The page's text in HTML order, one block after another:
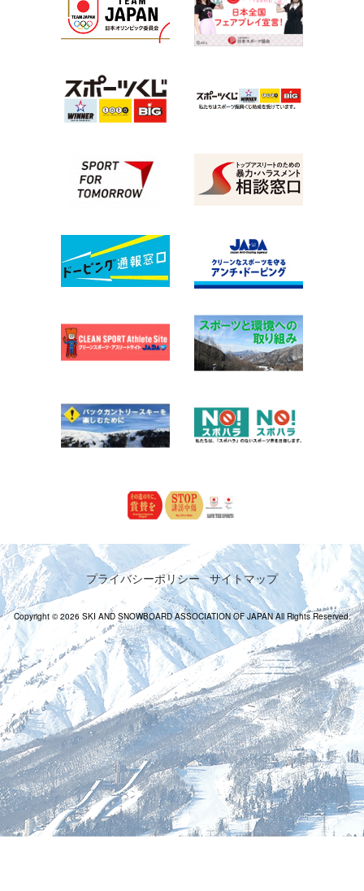
プライバシーポリシー サイトマップ
Copyright © 2026 SKI AND SNOWBOARD ASSOCIATION OF JAPAN All Rights Reserved.